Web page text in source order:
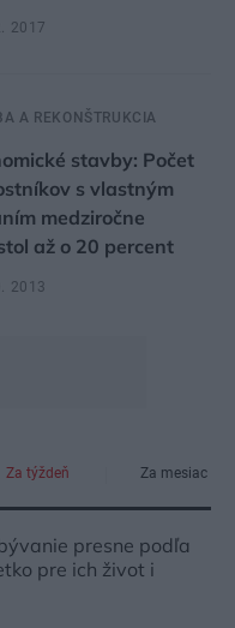
2017
A REKONŠTRUKCIA
stavby: Počet
s vlastným
medziročne
až o 20 percent
2013
Za týždeň Za mesiac
presne podľa
pre ich život i